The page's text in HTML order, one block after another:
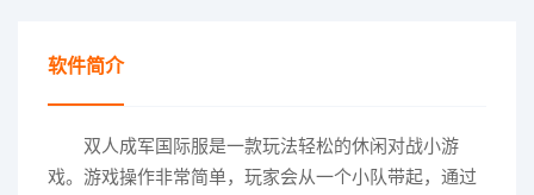
软件简介
双人成军国际服是一款玩法轻松的休闲对战小游
戏。游戏操作非常简单，玩家会从一个小队带起，通过